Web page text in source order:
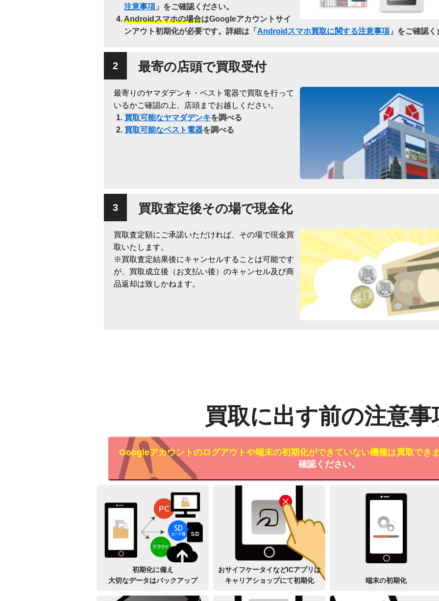
注意事項 」をご確認ください。
Androidスマホの場合はGoogleアカウントサイ
ンアウト初期化が必要です。詳細は「 Androidスマホ買取に関する注意事項 」をご確認
最寄の店頭で買取受付
最寄りのヤマダデンキ・ベスト電器で買取を行って
いるかご確認の上、店頭までお越しください。
買取可能なヤマダデンキを調べる
買取可能なベスト電器を調べる
買取査定後その場で現金化
買取査定額にご承諾いただければ、その場で現金買
取いたします。
※買取査定結果後にキャンセルすることは可能です
が、買取成立後（お支払い後）のキャンセル及び商
品返却は致しかねます。
買取に出す前の注意事
Googleアカウントのログアウトや端末の初期化ができていない機種は買取でき
確認ください。
初期化に備え
大切なデータはバックアップ
おサイフケータイなどICアプリは
キャリアショップにて初期化
端末の初期化